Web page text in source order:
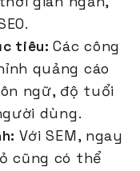
tiêu:Các công
quảng cáo
ngữ, độ tuổi
dùng.
Với SEM, ngay
cũng có thể